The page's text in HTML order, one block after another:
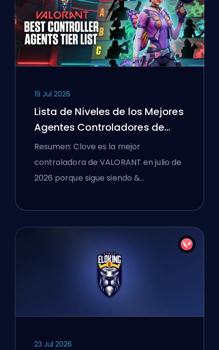
19 Jul 2026
Lista de Niveles de los Mejores
Agentes Controladores de
VALORANT
Resumen: Clove es la mejor
controladora de VALORANT en julio de
2026 porque sigue siendo &…
23 Jul 2026